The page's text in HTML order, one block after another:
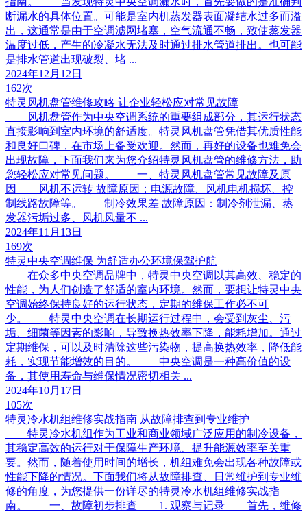
断漏水的具体位置。可能是室内机蒸发器表面凝结水过多而溢
出，这通常是由于空调滤网堵塞，空气流通不畅，致使蒸发器
温度过低，产生的冷凝水无法及时通过排水管道排出。也可能
是排水管道出现破裂、堵 ...
2024年12月12日
162次
特灵风机盘管维修攻略 让企业轻松应对常见故障
风机盘管作为中央空调系统的重要组成部分，其运行状态
直接影响到室内环境的舒适度。特灵风机盘管凭借其优质性能
和良好口碑，在市场上备受欢迎。然而，再好的设备也难免会
出现故障，下面我们来为您介绍特灵风机盘管的维修方法，助
您轻松应对常见问题。 一、特灵风机盘管常见故障及原
因 风机不运转 故障原因：电源故障、风机电机损坏、控
制线路故障等。 制冷效果差 故障原因：制冷剂泄漏、蒸
发器污垢过多、风机风量不 ...
2024年11月13日
169次
特灵中央空调维保 为舒适办公环境保驾护航
在众多中央空调品牌中，特灵中央空调以其高效、稳定的
性能，为人们创造了舒适的室内环境。然而，要想让特灵中央
空调始终保持良好的运行状态，定期的维保工作必不可
少。 特灵中央空调在长期运行过程中，会受到灰尘、污
垢、细菌等因素的影响，导致换热效率下降，能耗增加。通过
定期维保，可以及时清除这些污染物，提高换热效率，降低能
耗，实现节能增效的目的。 中央空调是一种高价值的设
备，其使用寿命与维保情况密切相关 ...
2024年10月17日
105次
特灵冷水机组维修实战指南 从故障排查到专业维护
特灵冷水机组作为工业和商业领域广泛应用的制冷设备，
其稳定高效的运行对于保障生产环境、提升能源效率至关重
要。然而，随着使用时间的增长，机组难免会出现各种故障或
性能下降的情况。下面我们将从故障排查、日常维护到专业维
修的角度，为您提供一份详尽的特灵冷水机组维修实战指
南。 一、故障初步排查 1. 观察与记录 首先，维修